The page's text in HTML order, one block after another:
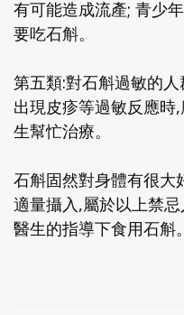
有可能造成流產; 青少
要吃石斛。
第五類:對石斛過敏的
出現皮疹等過敏反應時
生幫忙治療。
石斛固然對身體有很大
適量攝入,屬於以上禁
醫生的指導下食用石斛。